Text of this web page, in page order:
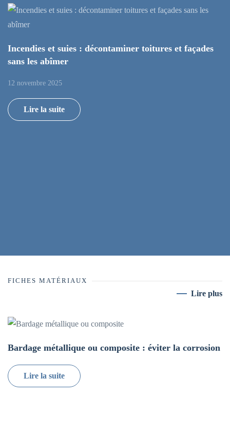
Incendies et suies : décontaminer toitures et façades
sans les abîmer
12 novembre 2025
Lire la suite
FICHES MATÉRIAUX
Lire plus
Bardage métallique ou composite : éviter la corrosion
Lire la suite